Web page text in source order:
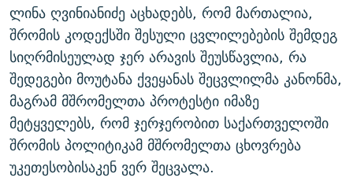
ლინა ღვინიანიძე აცხადებს, რომ მართალია,
შრომის კოდექსში შესული ცვლილებების შემდეგ
სიღრმისეულად ჯერ არავის შეუსწავლია, რა
შედეგები მოუტანა ქვეყანას შეცვლილმა კანონმა,
მაგრამ მშრომელთა პროტესტი იმაზე
მეტყველებს, რომ ჯერჯერობით საქართველოში
შრომის პოლიტიკამ მშრომელთა ცხოვრება
უკეთესობისაკენ ვერ შეცვალა.